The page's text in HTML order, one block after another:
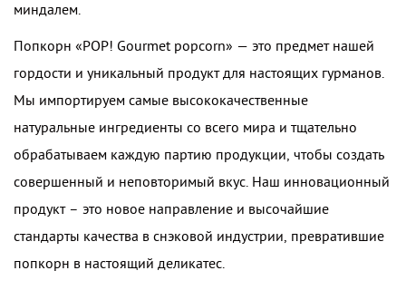
миндалем.
Попкорн «POP! Gourmet popcorn» — это предмет нашей
гордости и уникальный продукт для настоящих гурманов.
Мы импортируем самые высококачественные
натуральные ингредиенты со всего мира и тщательно
обрабатываем каждую партию продукции, чтобы создать
совершенный и неповторимый вкус. Наш инновационный
продукт – это новое направление и высочайшие
стандарты качества в снэковой индустрии, превратившие
попкорн в настоящий деликатес.